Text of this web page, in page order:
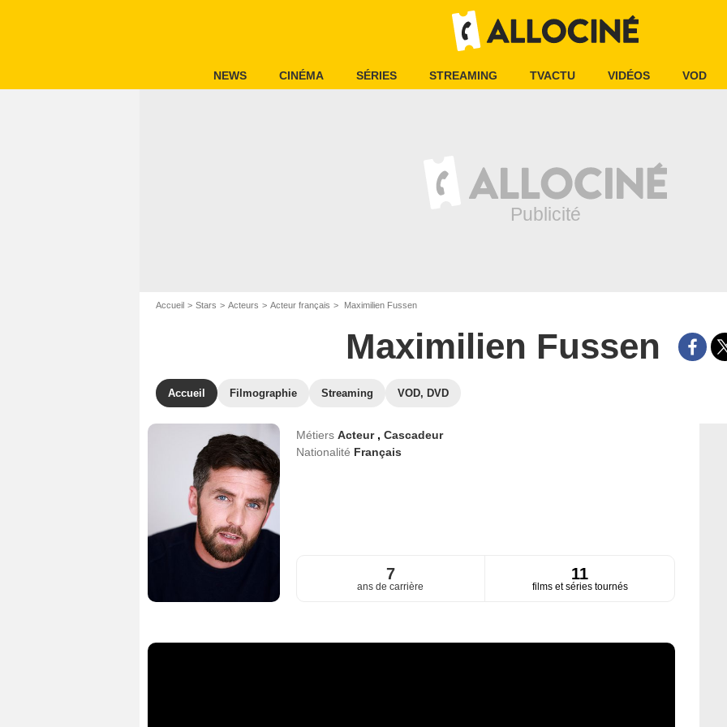
NEWS CINÉMA SÉRIES STREAMING TVACTU VIDÉOS VOD
Accueil Stars Acteurs Acteur français Maximilien Fussen
Maximilien Fussen
Accueil Filmographie Streaming VOD, DVD
Métiers Acteur , Cascadeur
Nationalité Français
7
ans de carrière
11
films et séries tournés